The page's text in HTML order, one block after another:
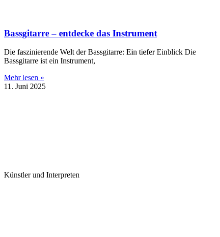
Bassgitarre – entdecke das Instrument
Die faszinierende Welt der Bassgitarre: Ein tiefer Einblick Die
Bassgitarre ist ein Instrument,
Mehr lesen »
11. Juni 2025
Künstler und Interpreten